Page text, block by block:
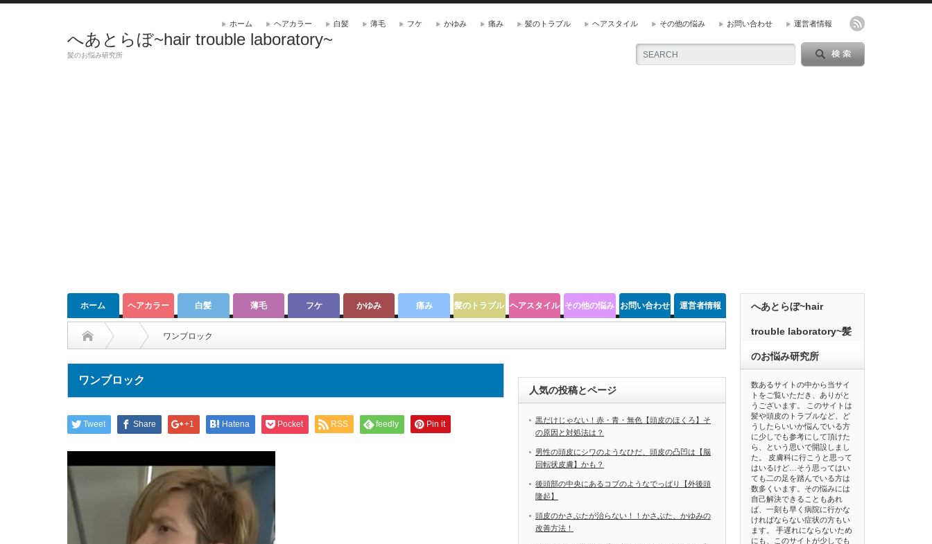
へあとらぼ~hair trouble laboratory~
髪のお悩み研究所
ホーム ヘアカラー 白髪 薄毛 フケ かゆみ 痛み 髪のトラブル ヘアスタイル その他の悩み お問い合わせ 運営者情報
ホーム ヘアカラー 白髪 薄毛 フケ かゆみ 痛み 髪のトラブル ヘアスタイル その他の悩み お問い合わせ 運営者情報
ワンブロック
ワンブロック
Tweet Share +1 Hatena Pocket RSS feedly Pin it
人気の投稿とページ
黒だけじゃない！赤・青・無色【頭皮のほくろ】そ
の原因と対処法は？
男性の頭皮にシワのようなひだ、頭皮の凸凹は【脳
回転状皮膚】かも？
後頭部の中央にあるコブのようなでっぱり【外後頭
隆起】
頭皮のかさぶたが治らない！！かさぶた、かゆみの
改善方法！
へあとらぼ~hair
trouble laboratory~髪
のお悩み研究所
数あるサイトの中から当サイ
トをご覧いただき、ありがと
うございます。 このサイトは
髪や頭皮のトラブルなど、ど
うしたらいいか悩んでいる方
に少しでも参考にして頂けた
ら、という思いで開設しまし
た。 皮膚科に行こうと思って
はいるけど…そう思ってはい
ても二の足を踏んでいる方は
数多くいます。その悩みには
自己解決できることもあれ
ば、一刻も早く病院に行かな
ければならない症状の方もい
ます。 手遅れにならないため
にも、このサイトが少しでも